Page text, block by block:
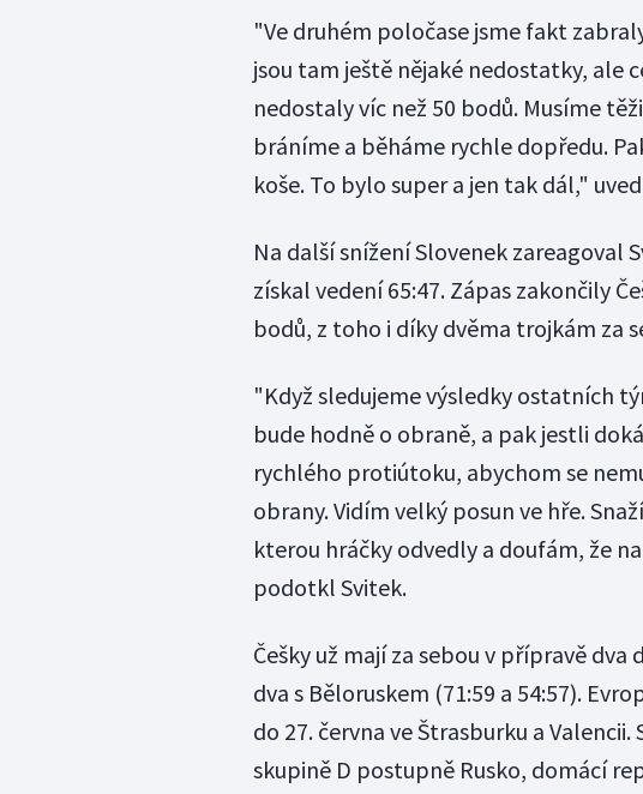
"Ve druhém poločase jsme fakt
jsou tam ještě nějaké nedostatky, ale
nedostaly víc než 50 bodů. Musíme
bráníme a běháme rychle dopředu.
koše. To bylo super a jen tak dál,"
Na další snížení Slovenek zareagoval
získal vedení 65:47. Zápas zakončily
bodů, z toho i díky dvěma trojkám za
"Když sledujeme výsledky ostatních
bude hodně o obraně, a pak jestli
rychlého protiútoku, abychom se
obrany. Vidím velký posun ve hře.
kterou hráčky odvedly a doufám, že
podotkl Svitek.
Češky už mají za sebou v přípravě dva
dva s Běloruskem (71:59 a 54:57).
do 27. června ve Štrasburku a
skupině D postupně Rusko, domácí